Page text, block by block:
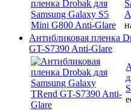
Антибликовая пленка
GT-S7390 Anti-Glare